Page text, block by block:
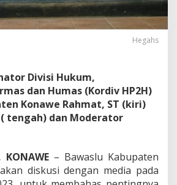
n
g
P
a
w
a
s
a
t
Hegahs
Divisi Hukum,
dan Humas (Kordiv HP2H)
Konawe Rahmat, ST (kiri)
( tengah) dan Moderator
– Bawaslu Kabupaten
diskusi dengan media pada